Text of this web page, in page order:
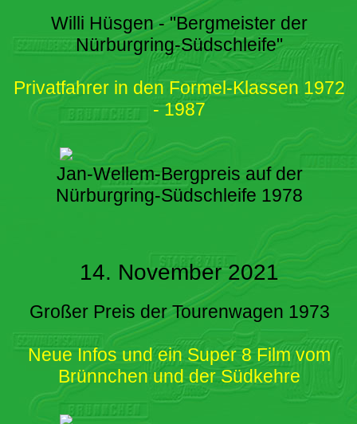
Willi Hüsgen - "Bergmeister der
Nürburgring-Südschleife"
Privatfahrer in den Formel-Klassen 1972
- 1987
Jan-Wellem-Bergpreis auf der
Nürburgring-Südschleife 1978
14. November 2021
Großer Preis der Tourenwagen 1973
Neue Infos und ein Super 8 Film vom
Brünnchen und der Südkehre